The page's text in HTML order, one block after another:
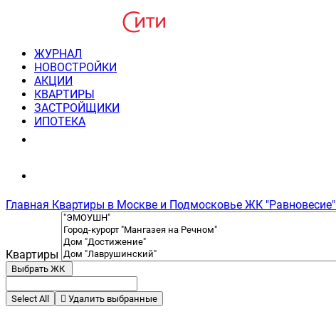
ЖУРНАЛ
НОВОСТРОЙКИ
АКЦИИ
КВАРТИРЫ
ЗАСТРОЙЩИКИ
ИПОТЕКА
Главная Квартиры в Москве и Подмосковье ЖК "Равновесие"
Квартиры
Выбрать ЖК
Select All Удалить выбранные